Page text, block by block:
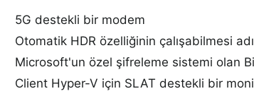
5G destekli bir modem
Otomatik HDR özelliğinin çalışabilmesi
Microsoft'un özel şifreleme sistemi olan
Client Hyper-V için SLAT destekli bir